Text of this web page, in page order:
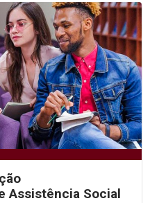
Assistência Social